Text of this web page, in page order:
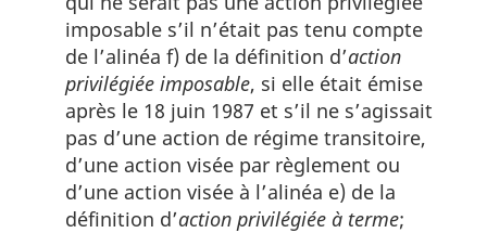
imposable s’il n’était pas tenu compte
de l’alinéa f) de la définition d’action
privilégiée imposable, si elle était émise
après le 18 juin 1987 et s’il ne s’agissait
pas d’une action de régime transitoire,
d’une action visée par règlement ou
d’une action visée à l’alinéa e) de la
définition d’action privilégiée à terme;